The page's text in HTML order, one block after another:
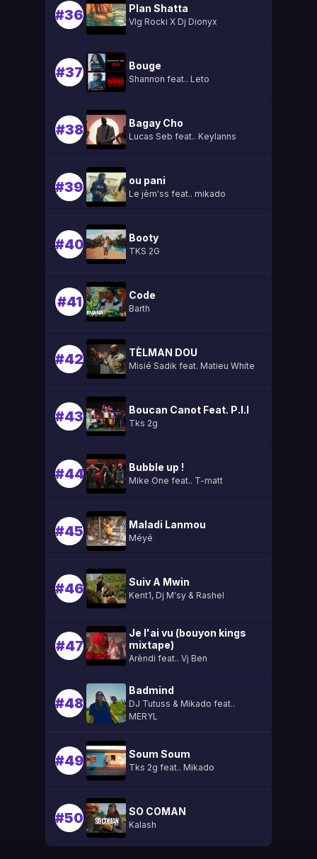
#36 Plan Shatta
Vlg Rocki X Dj Dionyx
#37 Bouge
Shannon feat.. Leto
#38 Bagay Cho
Lucas Seb feat.. Keylanns
#39 ou pani
Le jèm'ss feat.. mikado
#40 Booty
TKS 2G
#41 Code
Barth
#42 TÈLMAN DOU
Misié Sadik feat. Matieu White
#43 Boucan Canot Feat. P.l.l
Tks 2g
#44 Bubble up !
Mike One feat.. T-matt
#45 Maladi Lanmou
Méyé
#46 Suiv A Mwin
Kent1, Dj M'sy & Rashel
#47
Je l'ai vu (bouyon kings
mixtape)
Arèndi feat.. Vj Ben
#48
Badmind
DJ Tutuss & Mikado feat..
MERYL
#49 Soum Soum
Tks 2g feat.. Mikado
#50 SO COMAN
Kalash